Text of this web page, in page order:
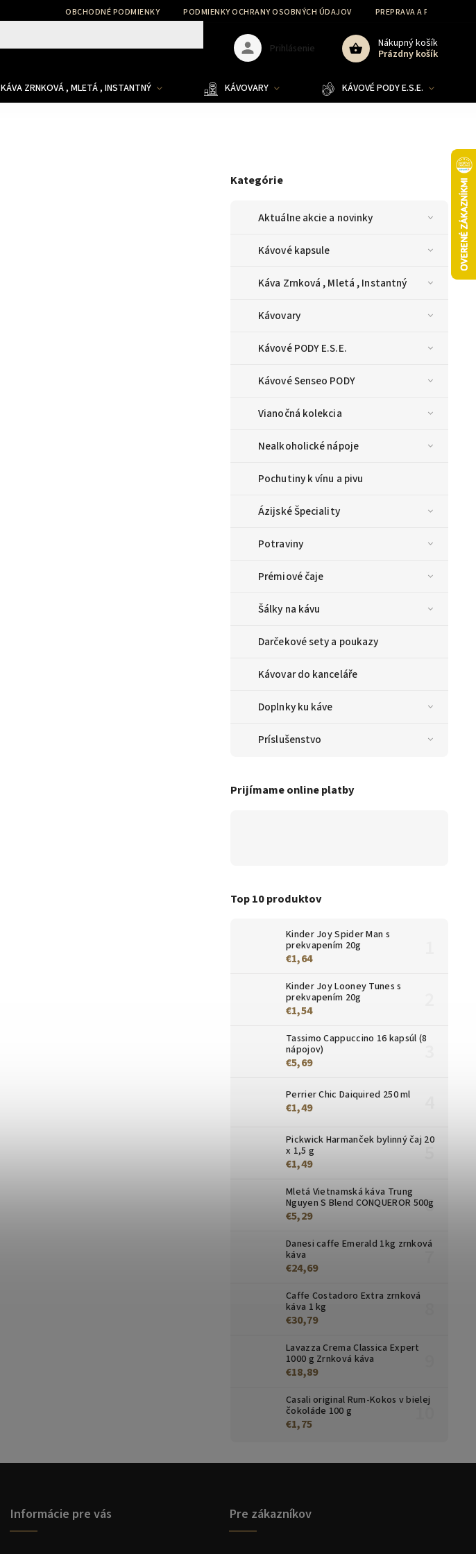
OBCHODNÉ PODMIENKY PODMIENKY OCHRANY OSOBNÝCH ÚDAJOV PREPRAVA A PLATBA
Nákupný košík
Prázdny košík
Prihlásenie
KÁVA ZRNKOVÁ , MLETÁ , INSTANTNÝ KÁVOVARY KÁVOVÉ PODY E.S.E.
Kategórie
Aktuálne akcie a novinky
Kávové kapsule
Káva Zrnková , Mletá , Instantný
Kávovary
Kávové PODY E.S.E.
Kávové Senseo PODY
Vianočná kolekcia
Nealkoholické nápoje
Pochutiny k vínu a pivu
Ázijské Špeciality
Potraviny
Prémiové čaje
Šálky na kávu
Darčekové sety a poukazy
Kávovar do kanceláře
Doplnky ku káve
Príslušenstvo
Prijímame online platby
Top 10 produktov
Kinder Joy Spider Man s
prekvapením 20g
€1,64
Kinder Joy Looney Tunes s
prekvapením 20g
€1,54
Tassimo Cappuccino 16 kapsúl (8
nápojov)
€5,69
Perrier Chic Daiquired 250 ml
€1,49
Pickwick Harmanček bylinný čaj 20
x 1,5 g
€1,49
Mletá Vietnamská káva Trung
Nguyen S Blend CONQUEROR 500g
€5,29
Danesi caffe Emerald 1kg zrnková
káva
€24,69
Caffe Costadoro Extra zrnková
káva 1 kg
€30,79
Lavazza Crema Classica Expert
1000 g Zrnková káva
€18,89
Casali original Rum-Kokos v bielej
čokoláde 100 g
€1,75
Informácie pre vás Pre zákazníkov